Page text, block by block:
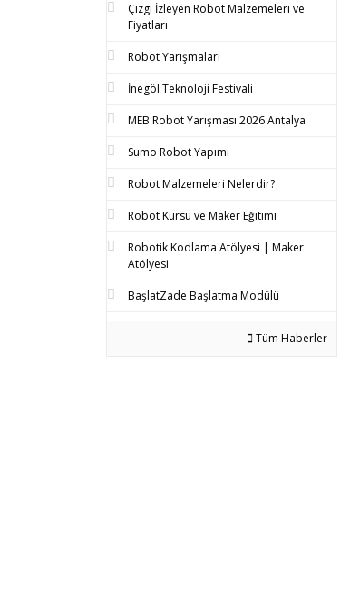
Çizgi İzleyen Robot Malzemeleri ve
Fiyatları
Robot Yarışmaları
İnegöl Teknoloji Festivali
MEB Robot Yarışması 2026 Antalya
Sumo Robot Yapımı
Robot Malzemeleri Nelerdir?
Robot Kursu ve Maker Eğitimi
Robotik Kodlama Atölyesi | Maker
Atölyesi
BaşlatZade Başlatma Modülü
Tüm Haberler